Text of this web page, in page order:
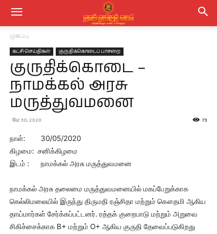
முகப்பு
கட்சி செய்திகள் குருதிக்கொடைப் பாசறை
குருதிக்கொடை –
நாமக்கல் அரசு
மருத்துவமனை
மே 30, 2020 73
நாள்: 30/05/2020
கிழமை: சனிக்கிழமை
இடம் : நாமக்கல் அரசு மருத்துவமனை
நாமக்கல் அரசு தலைமை மருத்துவமனையில் மகப்பேறுக்காக
கெல்லிமலையில் இருந்து திருமதி ரஞ்சிதா மற்றும் கௌதமி ஆகிய
தாய்மார்கள் சேர்க்கப்பட்டனர். ரத்தக் குறைபாடு மற்றும் அறுவை
சிகிச்சைக்காக B+ மற்றும் O+ ஆகிய குருதி தேவைப்படுகிறது